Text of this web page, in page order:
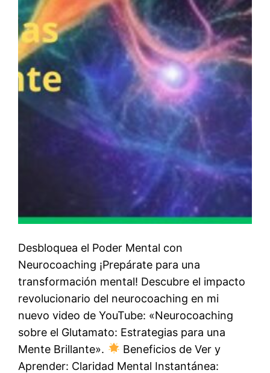
Desbloquea el Poder Mental con
Neurocoaching ¡Prepárate para una
transformación mental! Descubre el impacto
revolucionario del neurocoaching en mi
nuevo video de YouTube: «Neurocoaching
sobre el Glutamato: Estrategias para una
Mente Brillante».
Beneficios de Ver y
Aprender: Claridad Mental Instantánea: